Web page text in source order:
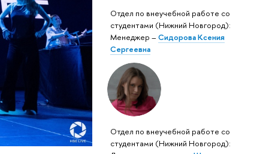
Отдел по внеучебной работе со
студентами (Нижний Новгород):
Менеджер – Сидорова Ксения
Сергеевна
Отдел по внеучебной работе со
студентами (Нижний Новгород):